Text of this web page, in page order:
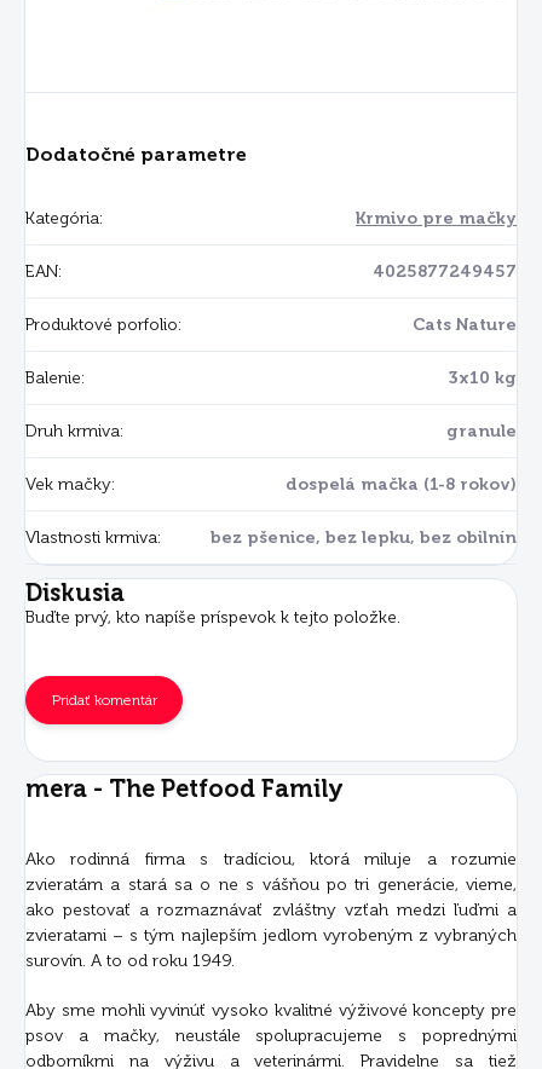
Dodatočné parametre
Kategória: Krmivo pre mačky
EAN: 4025877249457
Produktové porfolio: Cats Nature
Balenie: 3x10 kg
Druh krmiva: granule
Vek mačky: dospelá mačka (1-8 rokov)
Vlastnosti krmiva: bez pšenice, bez lepku, bez obilnín
Diskusia
Buďte prvý, kto napíše príspevok k tejto položke.
Pridať komentár
mera - The Petfood Family
Ako rodinná firma s tradíciou, ktorá miluje a rozumie
zvieratám a stará sa o ne s vášňou po tri generácie, vieme,
ako pestovať a rozmaznávať zvláštny vzťah medzi ľuďmi a
zvieratami – s tým najlepším jedlom vyrobeným z vybraných
surovín. A to od roku 1949.
Aby sme mohli vyvinúť vysoko kvalitné výživové koncepty pre
psov a mačky, neustále spolupracujeme s poprednými
odborníkmi na výživu a veterinármi. Pravidelne sa tiež